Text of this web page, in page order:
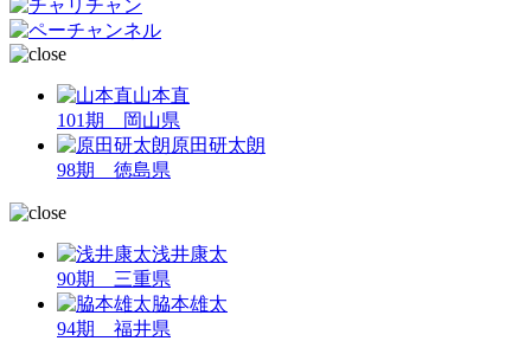
山本直
101期 岡山県
原田研太朗
98期 徳島県
浅井康太
90期 三重県
脇本雄太
94期 福井県